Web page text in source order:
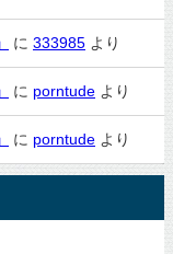
に 333985 より
に porntude より
に porntude より